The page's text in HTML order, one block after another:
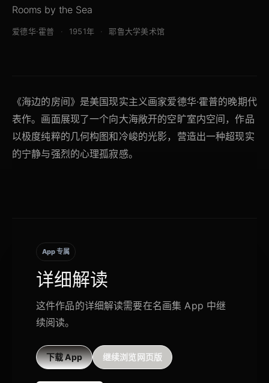
Rooms by the Sea
爱德华·霍普 1951年 耶鲁大学美术馆
《海边的房间》是美国现实主义画家爱德华·霍普的晚期代
表作。画面展现了一个向大海敞开的空旷室内空间，作品
以极度纯粹的几何构图和冷峻的光影，营造出一种超现实
的宁静与强烈的心理孤寂感。
App 专属
详细解读
这件作品的详细解读需要在名画集 App 中继
续阅读。
下载 App 继续浏览网页版